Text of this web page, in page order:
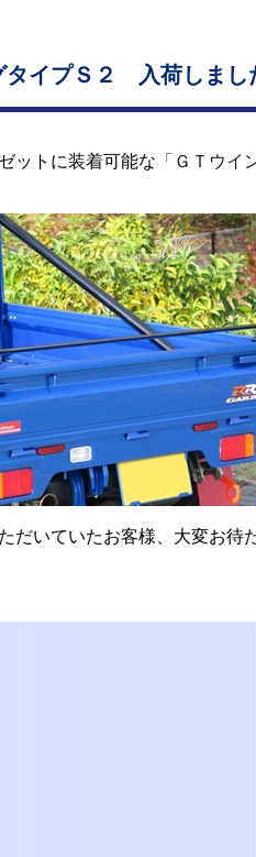
タイプＳ２ 入荷しまし
ットに装着可能な 「ＧＴウイ
だいていたお客様、大変お待